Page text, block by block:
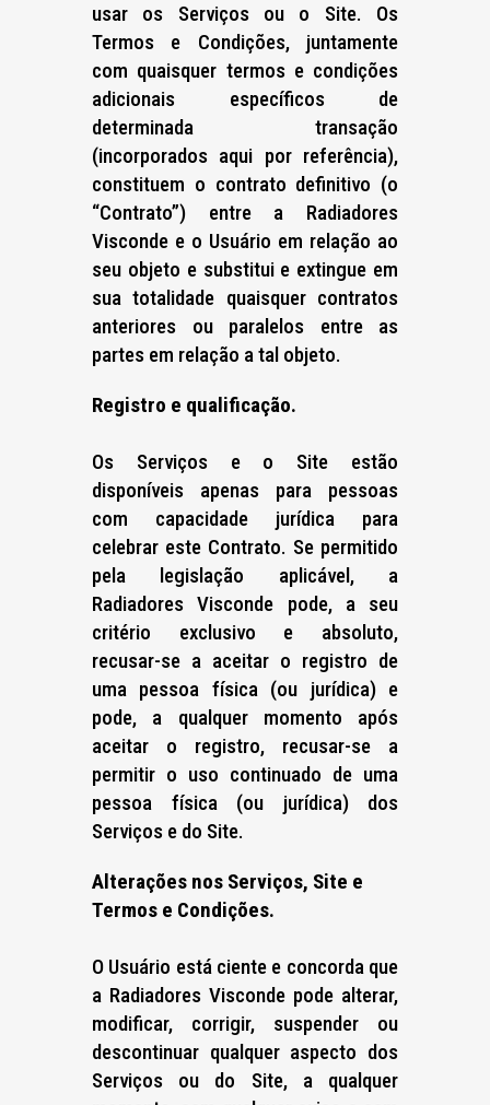
usar os Serviços ou o Site. Os
Termos e Condições, juntamente
com quaisquer termos e condições
adicionais específicos de
determinada transação
(incorporados aqui por referência),
constituem o contrato definitivo (o
“Contrato”) entre a Radiadores
Visconde e o Usuário em relação ao
seu objeto e substitui e extingue em
sua totalidade quaisquer contratos
anteriores ou paralelos entre as
partes em relação a tal objeto.
Registro e qualificação.
Os Serviços e o Site estão
disponíveis apenas para pessoas
com capacidade jurídica para
celebrar este Contrato. Se permitido
pela legislação aplicável, a
Radiadores Visconde pode, a seu
critério exclusivo e absoluto,
recusar-se a aceitar o registro de
uma pessoa física (ou jurídica) e
pode, a qualquer momento após
aceitar o registro, recusar-se a
permitir o uso continuado de uma
pessoa física (ou jurídica) dos
Serviços e do Site.
Alterações nos Serviços, Site e
Termos e Condições.
O Usuário está ciente e concorda que
a Radiadores Visconde pode alterar,
modificar, corrigir, suspender ou
descontinuar qualquer aspecto dos
Serviços ou do Site, a qualquer